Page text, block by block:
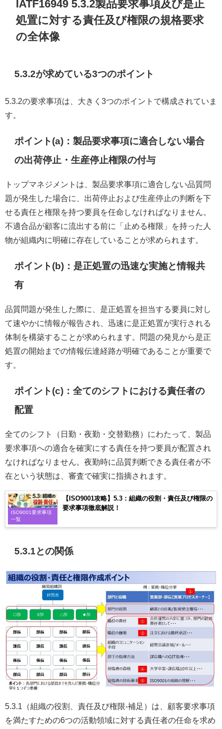
IATF16949 5.3.2製品要求事項及び是正
処置に対する責任及び権限の規格要求
の全体像
5.3.2が求めている3つのポイント
5.3.2の要求事項は、大きく3つのポイントで構成されていま
す。
ポイント(a)：製品要求事項に適合しない場合
の出荷停止・生産停止権限の付与
トップマネジメントは、製品要求事項に適合しない品質問
題が発生した場合に、出荷停止および生産停止の判断を下
せる責任と権限を持つ要員を任命しなければなりません。
不適合品が顧客に流出する前に「止める権限」を持った人
物が組織内に明確に存在していることが求められます。
ポイント(b)：是正処置の迅速な実施と情報共
有
品質問題が発生した際に、是正処置を担当する要員に対し
て速やかに情報が報告され、迅速に是正処置が実行される
体制を構築することが求められます。問題の発見から是正
処置の開始までの情報伝達経路が明確であることが重要で
す。
ポイント(c)：全てのシフトにおける責任者の
配置
全てのシフト（日勤・夜勤・交替勤務）にわたって、製品
要求事項への適合を確実にする責任を持つ要員が配置され
なければなりません。夜勤時に品質判断できる責任者が不
在という状態は、審査で確実に指摘されます。
ISO9001要求事項
一覧
【ISO9001攻略】5.3：組織の役割・責任及び権限の
要求事項徹底解説！
5.3.1との関係
5.3.1（組織の役割、責任及び権限-補足）は、顧客要求事項
を満たすための6つの活動領域に対する責任者の任命を求め